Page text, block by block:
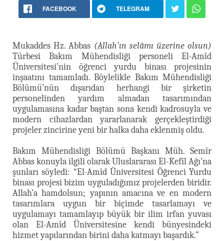
FACEBOOK TELEGRAM
Mukaddes Hz. Abbas (Allah’ın selâmı üzerine olsun)
Türbesi Bakım Mühendisliği personeli El-Amîd
Üniversitesi’nin öğrenci yurdu binası projesinin
inşaatını tamamladı. Böylelikle Bakım Mühendisliği
Bölümü’nün dışarıdan herhangi bir şirketin
personelinden yardım almadan tasarımından
uygulamasına kadar baştan sona kendi kadrosuyla ve
modern cihazlardan yararlanarak gerçekleştirdiği
projeler zincirine yeni bir halka daha eklenmiş oldu.
Bakım Mühendisliği Bölümü Başkanı Müh. Semîr
Abbas konuyla ilgili olarak Uluslararası El-Kefîl Ağı’na
şunları söyledi: “El-Amîd Üniversitesi Öğrenci Yurdu
binası projesi bizim uyguladığımız projelerden biridir.
Allah’a hamdolsun; yapının amacına ve en modern
tasarımlara uygun bir biçimde tasarlamayı ve
uygulamayı tamamlayıp büyük bir ilim irfan yuvası
olan El-Amîd Üniversitesine kendi bünyesindeki
hizmet yapılarından birini daha katmayı başardık.”